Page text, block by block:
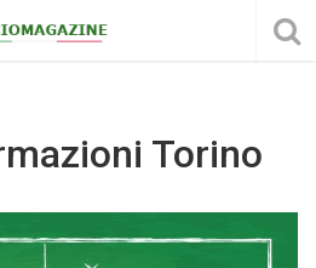
Torino